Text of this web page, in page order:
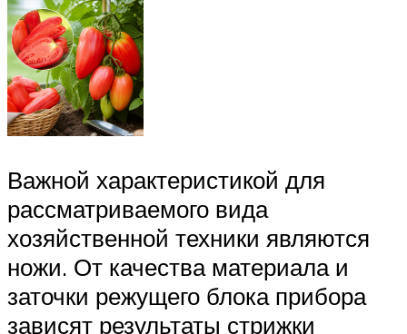
Важной характеристикой для
рассматриваемого вида
хозяйственной техники являются
ножи. От качества материала и
заточки режущего блока прибора
зависят результаты стрижки